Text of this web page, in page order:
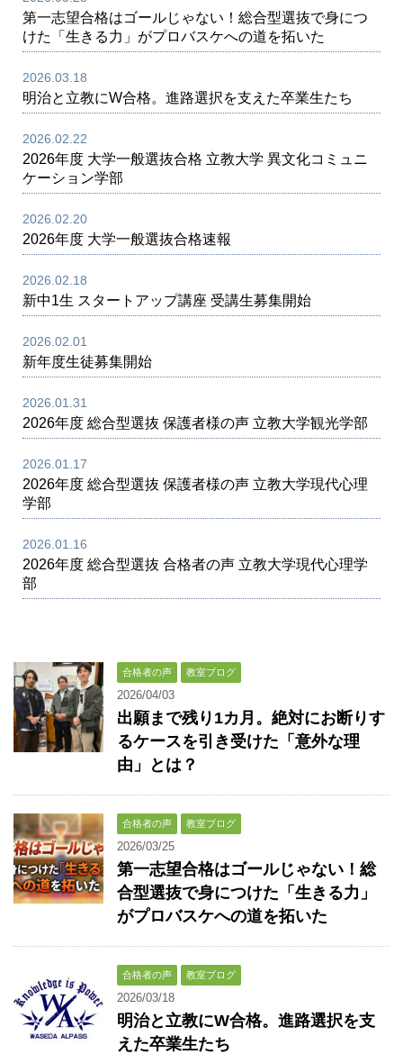
第一志望合格はゴールじゃない！総合型選抜で身につ
けた「生きる力」がプロバスケへの道を拓いた
2026.03.18
明治と立教にW合格。進路選択を支えた卒業生たち
2026.02.22
2026年度 大学一般選抜合格 立教大学 異文化コミュニ
ケーション学部
2026.02.20
2026年度 大学一般選抜合格速報
2026.02.18
新中1生 スタートアップ講座 受講生募集開始
2026.02.01
新年度生徒募集開始
2026.01.31
2026年度 総合型選抜 保護者様の声 立教大学観光学部
2026.01.17
2026年度 総合型選抜 保護者様の声 立教大学現代心理
学部
2026.01.16
2026年度 総合型選抜 合格者の声 立教大学現代心理学
部
合格者の声 教室ブログ
2026/04/03
出願まで残り1カ月。絶対にお断りす
るケースを引き受けた「意外な理
由」とは？
合格者の声 教室ブログ
2026/03/25
第一志望合格はゴールじゃない！総
合型選抜で身につけた「生きる力」
がプロバスケへの道を拓いた
合格者の声 教室ブログ
2026/03/18
明治と立教にW合格。進路選択を支
えた卒業生たち